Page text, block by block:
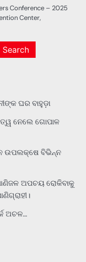
Conference – 2025
Center,
ଘର ବାହୁଡ଼ା
ନେଲେ ଗୋପାଳ
ଉପଲକ୍ଷେ ବିଭିନ୍ନ
ଅପଚୟ ରୋକିବାକୁ
ଅଚଳ…